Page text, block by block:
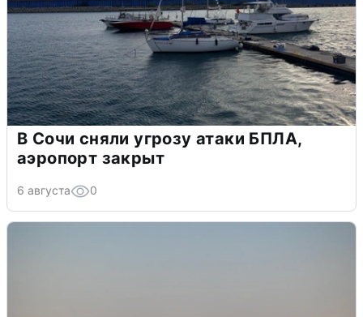
В Сочи сняли угрозу атаки БПЛА,
аэропорт закрыт
6 августа 0